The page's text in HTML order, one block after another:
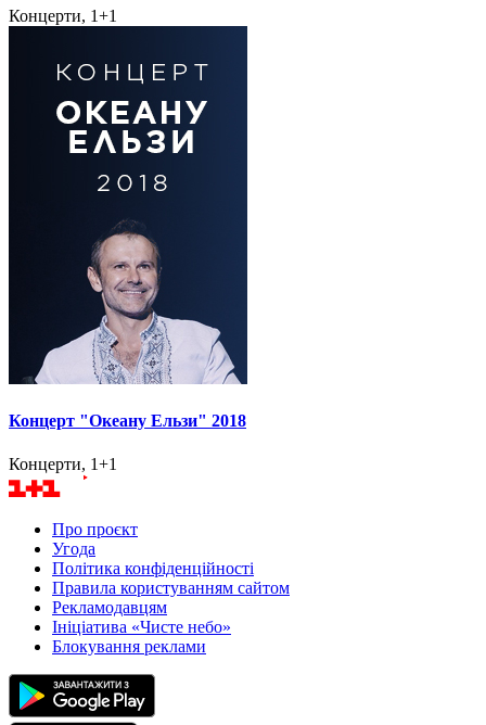
Концерти, 1+1
Концерт "Океану Ельзи" 2018
Концерти, 1+1
Про проєкт
Угода
Політика конфіденційності
Правила користуванням сайтом
Рекламодавцям
Ініціатива «Чисте небо»
Блокування реклами